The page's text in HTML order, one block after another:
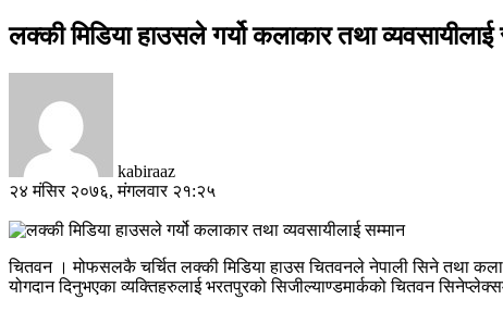
लक्की मिडिया हाउसले गर्यो कलाकार तथा व्यवसायीलाई
kabiraaz
२४ मंसिर २०७६, मंगलवार २१:२५
चितवन । मोफसलकै चर्चित लक्की मिडिया हाउस चितवनले नेपाली सिने तथा कला
योगदान दिनुभएका व्यक्तिहरुलाई भरतपुरको सिजील्याण्डमार्कको चितवन